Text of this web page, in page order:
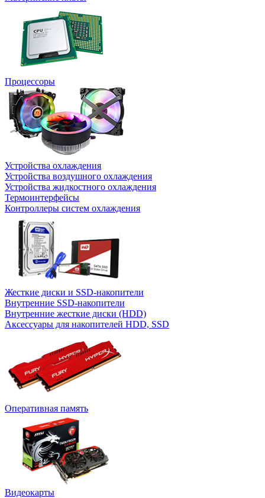
Процессоры
Устройства охлаждения
Устройства воздушного охлаждения
Устройства жидкостного охлаждения
Термоинтерфейсы
Контроллеры систем охлаждения
Жесткие диски и SSD-накопители
Внутренние SSD-накопители
Внутренние жесткие диски (HDD)
Аксессуары для накопителей HDD, SSD
Оперативная память
Видеокарты